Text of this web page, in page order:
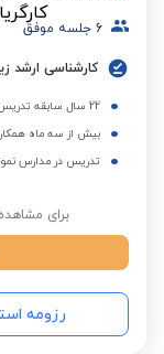
6 جلسه موفق
کارشناسی ارشد
22 سال سابقه تدریس در آموزش و پرورش
بیش از سه ماه
تدریس در مدارس
برای
رزومه